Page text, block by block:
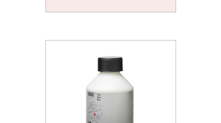
Suché pastely
Olejové pastely
Schmincke